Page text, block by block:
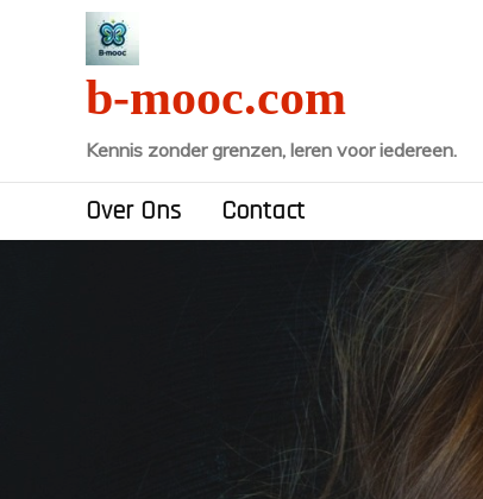
b-mooc.com
Kennis zonder grenzen, leren voor iedereen.
Over Ons Contact